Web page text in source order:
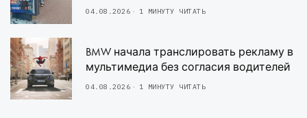
04.08.2026 1 МИНУТУ ЧИТАТЬ
BMW начала транслировать рекламу в
мультимедиа без согласия водителей
04.08.2026 1 МИНУТУ ЧИТАТЬ